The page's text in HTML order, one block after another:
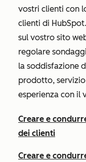
vostri clienti con
clienti di
sul vostro sito
regolare
la soddisfazione
prodotto,
esperienza con il
Creare e
dei clienti
Creare e